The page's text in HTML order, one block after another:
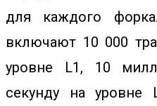
для каждого
включают 10 000
уровне L1, 10
секунду на